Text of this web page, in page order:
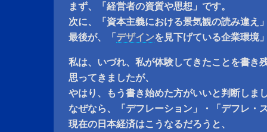
まず、「経営者の資質や思想」です。
次に、「資本主義における景気観の読み違え
最後が、「 デザインを見下げている企業環境
私は、いづれ、私が体験してきたことを書き
思ってきましたが、
やはり、もう書き始めた方がいいと判断しま
なぜなら、「デフレーション」・「デフレ・
現在の日本経済はこうなるだろうと、